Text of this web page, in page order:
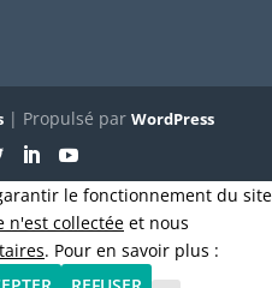
| Propulsé par WordPress
le fonctionnement du site
n'est collectée et nous
. Pour en savoir plus :